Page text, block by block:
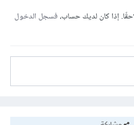
إذا كان لديك حساب،فسجل الدخول